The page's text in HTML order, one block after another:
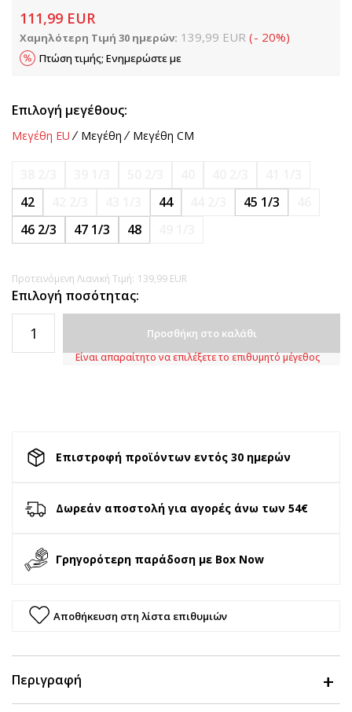
111,99 EUR
Χαμηλότερη Τιμή 30 ημερών: 139,99 EUR (- 20%)
Πτώση τιμής; Ενημερώστε με
Επιλογή μεγέθους:
Μεγέθη EU Μεγέθη Μεγέθη CM
42
44 45 1/3
46 2/3
47 1/3 48
Προτεινόμενη Λιανική Τιμή: 139,99 EUR
Επιλογή ποσότητας:
Προσθήκη στο καλάθι
Είναι απαραίτητο να επιλέξετε το επιθυμητό μέγεθος
Επιστροφή προϊόντων εντός 30 ημερών
Δωρεάν αποστολή για αγορές άνω των 54€
Γρηγορότερη παράδοση με Box Now
Αποθήκευση στη λίστα επιθυμιών
Περιγραφή